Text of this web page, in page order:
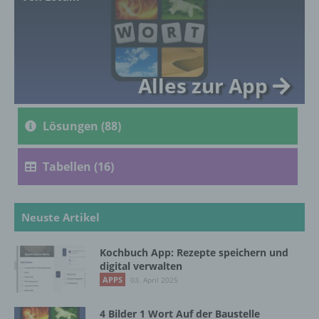
Alles zur App
Lösungen (88)
Tabellen (16)
Neuste Artikel
Kochbuch App: Rezepte speichern und
digital verwalten
APPS 03. April 2025
4 Bilder 1 Wort Auf der Baustelle
genetischen, psychischen, wirtschaftlichen,
kulturellen oder sozialen Identität dieser
natürlichen Person sind, identifiziert werden
b) betroffene Person
Betroffene Person ist jede identifizierte oder
identifizierbare natürliche Person, deren
personenbezogene Daten von dem für die
Verarbeitung ist jeder mit oder ohne Hilfe
automatisierter Verfahren ausgeführte